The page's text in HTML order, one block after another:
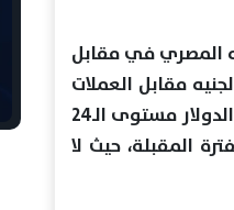
المصري في مقابل
مقابل العملات
الأجنبية على أساس العرض والطلب، الأمر الذي نتج عنه تجاوز سعر الدولار مستوى الـ24
المقبلة، حيث لا